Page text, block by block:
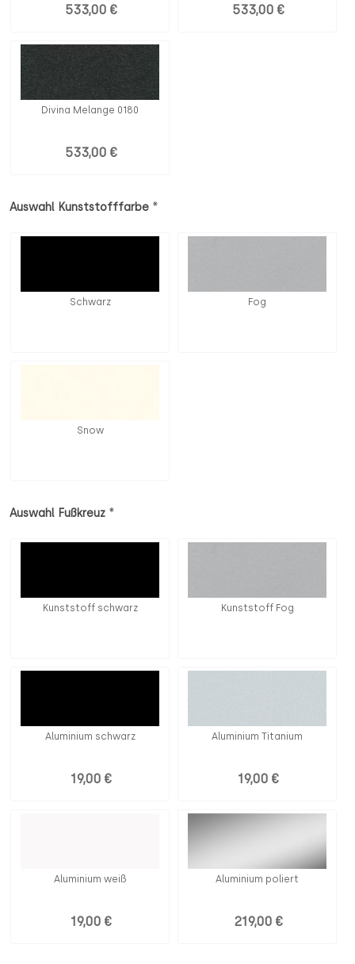
533,00 € 533,00 €
Divina Melange 0180
533,00 €
Auswahl Kunststofffarbe *
Schwarz Fog
Snow
Auswahl Fußkreuz *
Kunststoff schwarz Kunststoff Fog
Aluminium schwarz
19,00 €
Aluminium Titanium
19,00 €
Aluminium weiß
19,00 €
Aluminium poliert
219,00 €